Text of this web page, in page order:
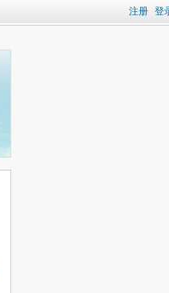
注册 登